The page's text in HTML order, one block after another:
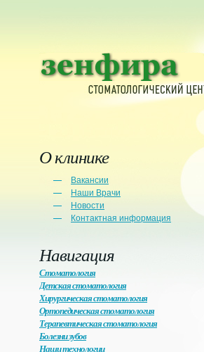
О клинике
Вакансии
Наши Врачи
Новости
Контактная информация
Навигация
Стоматология
Детская стоматология
Хирургическая стоматология
Ортопедическая стоматология
Терапевтическая стоматология
Болезни зубов
Наши технологии